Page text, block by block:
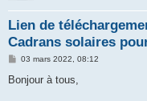
Lien de
Cadrans solaires
M
s
03 mars 2022, 08:12
Bonjour à tous,